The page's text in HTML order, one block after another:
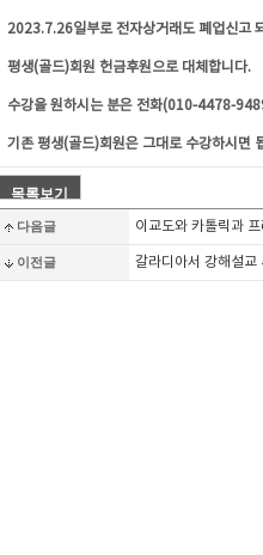
2023.7.26일부로 전자상거래도 폐업신고
평생(골드)회원 헌금후원으로 대체합니다.
수강을 원하시는 분은 전화(010-4478-
기존 평생(골드)회원은 그대로 수강하시면
다음글 이교도와 카톨릭과
이전글 갈라디아서 강해설교